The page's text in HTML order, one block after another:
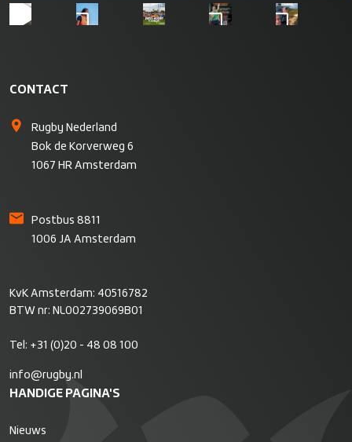
CONTACT
Rugby Nederland
Bok de Korverweg 6
1067 HR Amsterdam
Postbus 8811
1006 JA Amsterdam
KvK Amsterdam: 40516782
BTW nr: NL002739069B01
Tel: +31 (0)20 - 48 08 100
info@rugby.nl
HANDIGE PAGINA'S
Nieuws